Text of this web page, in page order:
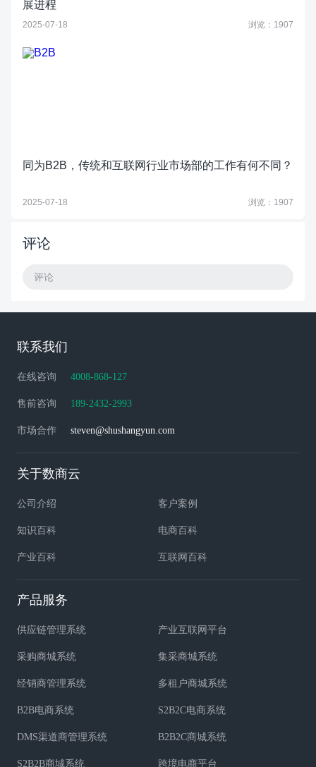
展进程
2025-07-18 浏览：1907
同为B2B，传统和互联网行业市场部的工作有何不同？
2025-07-18 浏览：1907
评论
评论
联系我们
在线咨询 4008-868-127
售前咨询 189-2432-2993
市场合作 steven@shushangyun.com
关于数商云
公司介绍 客户案例
知识百科 电商百科
产业百科 互联网百科
产品服务
供应链管理系统 产业互联网平台
采购商城系统 集采商城系统
经销商管理系统 多租户商城系统
B2B电商系统 S2B2C电商系统
DMS渠道商管理系统 B2B2C商城系统
S2B2B商城系统 跨境电商平台